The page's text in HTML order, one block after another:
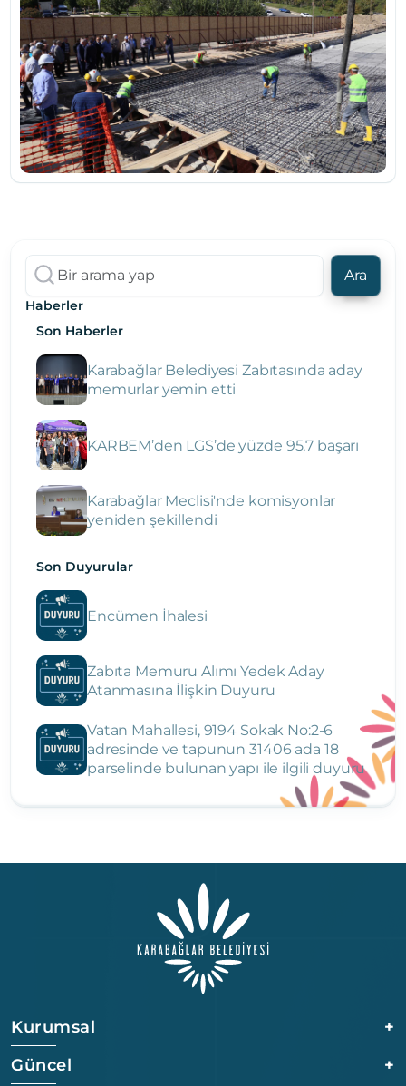
Ara
Haberler
Son Haberler
Karabağlar Belediyesi Zabıtasında aday
memurlar yemin etti
KARBEM’den LGS’de yüzde 95,7 başarı
Karabağlar Meclisi'nde komisyonlar
yeniden şekillendi
Son Duyurular
Encümen İhalesi
Zabıta Memuru Alımı Yedek Aday
Atanmasına İlişkin Duyuru
Vatan Mahallesi, 9194 Sokak No:2-6
adresinde ve tapunun 31406 ada 18
parselinde bulunan yapı ile ilgili duyuru
Kurumsal
+
Güncel
+